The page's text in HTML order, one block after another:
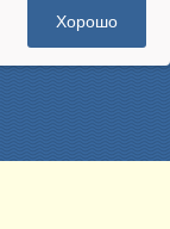
Хорошо